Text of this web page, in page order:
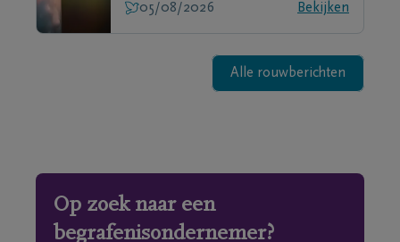
05/08/2026
Bekijken
Alle rouwberichten
Op zoek naar een
begrafenisondernemer?